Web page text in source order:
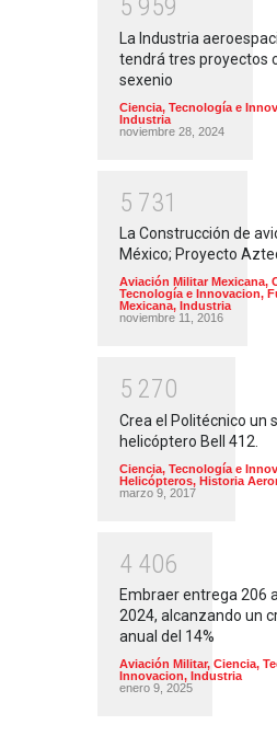
5 959
La Industria
tendrá tres proyectos
sexenio
Ciencia, Tecnología e
Industria
noviembre 28, 2024
5 731
La Construcción de
México; Proyecto
Aviación Militar Mexicana,
Tecnología e Innovacion,
Mexicana, Industria
noviembre 11, 2016
5 270
Crea el Politécnico un
helicóptero Bell 412.
Ciencia, Tecnología e
Helicópteros, Historia
marzo 9, 2017
4 406
Embraer entrega 206
2024, alcanzando un
anual del 14%
Aviación Militar, Ciencia,
Innovacion, Industria
enero 9, 2025